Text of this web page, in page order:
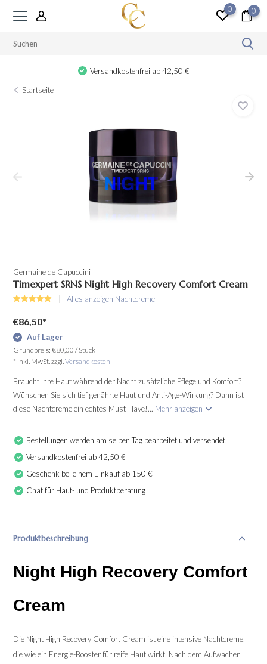
0 0
Versandkostenfrei ab 42,50 €
Startseite
Germaine de Capuccini
Timexpert SRNS Night High Recovery Comfort Cream
Alles anzeigen Nachtcreme
€86,50*
Auf Lager
Grundpreis:€80,00 / Stück
* Inkl. MwSt. zzgl.Versandkosten
Braucht Ihre Haut während der Nacht zusätzliche Pflege und Komfort?
Wünschen Sie sich tief genährte Haut und Anti-Age-Wirkung? Dann ist
diese Nachtcreme ein echtes Must-Have!... Mehr anzeigen
Bestellungen werden am selben Tag bearbeitet und versendet.
Versandkostenfrei ab 42,50 €
Geschenk bei einem Einkauf ab 150 €
Chat für Haut- und Produktberatung
Produktbeschreibung
Night High Recovery Comfort
Cream
Die Night High Recovery Comfort Cream ist eine intensive Nachtcreme,
die wie ein Energie-Booster für reife Haut wirkt. Nach dem Aufwachen